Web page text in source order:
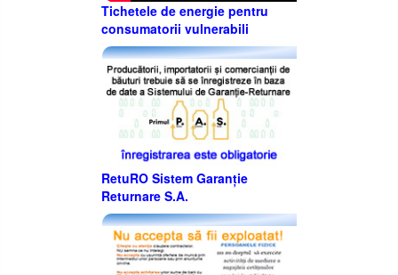
Tichetele de energie pentru
consumatorii vulnerabili
RetuRO Sistem Garanție
Returnare S.A.